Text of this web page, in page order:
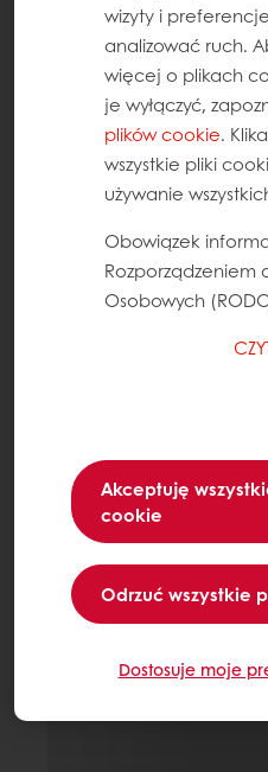
wizyty i
analizować ruch.
więcej o plikach
je wyłączyć,
plików cookie.
wszystkie pliki
używanie
Obowiązek
Rozporządzeniem
Osobowych
Akceptuję
cookie
Odrzuć wszystkie
Dostosuje moje